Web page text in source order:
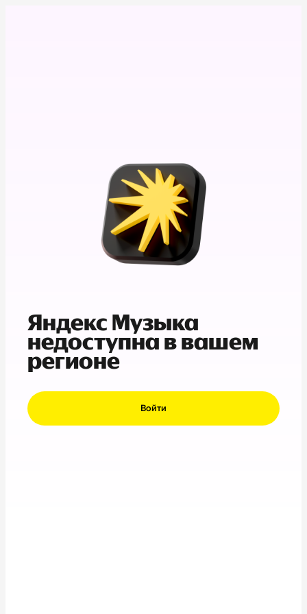
Яндекс Музыка
недоступна в вашем
регионе
Войти